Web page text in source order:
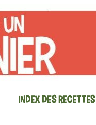
Index des recettes